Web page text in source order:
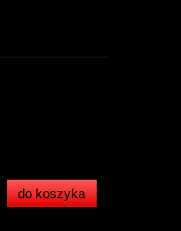
do koszyka